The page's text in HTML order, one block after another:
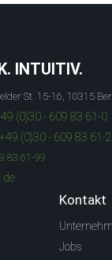
INTUITIV.
St. 15-16, 10315
(0)30 - 609 83 61-0
+49 (0)30 - 609 83 61-
83 61-99
Kontakt
Jobs